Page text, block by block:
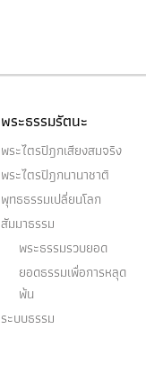
พระธรรมรัตนะ
พระไตรปิฎกเสียงสมจริง
พระไตรปิฎกนานาชาติ
พุทธธรรมเปลี่ยนโลก
สัมมาธรรม
พระธรรมรวบยอด
ยอดธรรมเพื่อการหลุด
พ้น
ระบบธรรม